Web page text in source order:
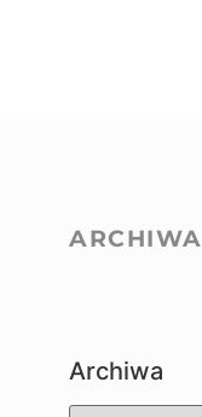
ARCHIWA
Archiwa